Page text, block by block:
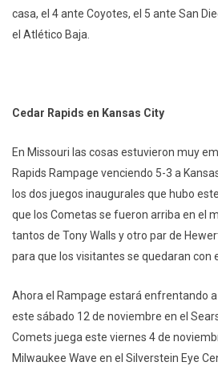
casa, el 4 ante Coyotes, el 5 ante San
el Atlético Baja.
Cedar Rapids en Kansas City
En Missouri las cosas estuvieron muy
Rapids Rampage venciendo 5-3 a
los dos juegos inaugurales que hubo
que los Cometas se fueron arriba en el
tantos de Tony Walls y otro par de
para que los visitantes se quedaran con
Ahora el Rampage estará enfrentando
este sábado 12 de noviembre en el
Comets juega este viernes 4 de
Milwaukee Wave en el Silverstein Eye